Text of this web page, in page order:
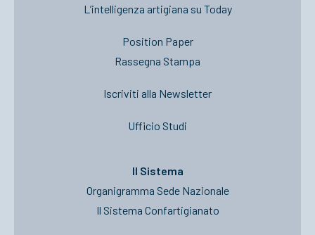
L’intelligenza artigiana su Today
Position Paper
Rassegna Stampa
Iscriviti alla Newsletter
Ufficio Studi
Il Sistema
Organigramma Sede Nazionale
Il Sistema Confartigianato